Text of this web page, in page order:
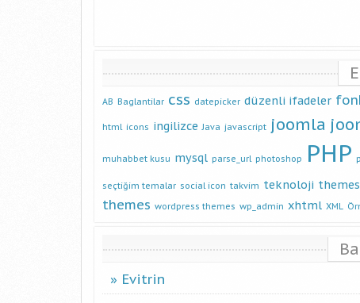
AB Baglantilar css datepicker düzenli ifadeler
html icons ingilizce Java javascript joomla
muhabbet kusu mysql parse_url photoshop PHP
seçtiğim temalar social icon takvim teknoloji themes
themes wordpress themes wp_admin xhtml XML
Evitrin